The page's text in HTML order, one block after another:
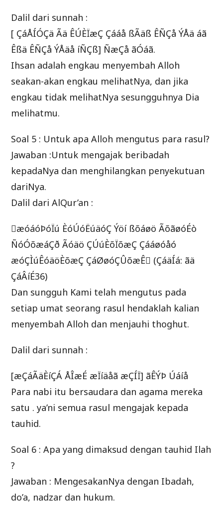
Dalil dari sunnah :
[ ÇáÅÍÓÇä Ãä ÊÚÈÏæÇ Çááå ßÃäß ÊÑÇå ÝÅä áã
Êßä ÊÑÇå ÝÅäå íÑÇß] ÑæÇå ãÓáã.
Ihsan adalah engkau menyembah Alloh
seakan-akan engkau melihatNya, dan jika
engkau tidak melihatNya sesungguhnya Dia
melihatmu.
Soal 5 : Untuk apa Alloh mengutus para rasul?
Jawaban :Untuk mengajak beribadah
kepadaNya dan menghilangkan penyekutuan
dariNya.
Dalil dari AlQur’an :
æóáóÞóÏú ÈóÚóËúäóÇ Ýöí ßõáøö ÃõãøóÉò
ÑóÓõæáÇð Ãóäö ÇÚúÈõÏõæÇ Çááøóåó
æóÇÌúÊóäöÈõæÇ ÇáØøóÇÛõæÊ (ÇáäÍá: ãä
ÇáÂíÉ36)
Dan sungguh Kami telah mengutus pada
setiap umat seorang rasul hendaklah kalian
menyembah Alloh dan menjauhi thoghut.
Dalil dari sunnah :
[æÇáÃäÈíÇÁ ÅÎæÉ æÏíäåã æÇÍÏ] ãÊÝÞ Úáíå
Para nabi itu bersaudara dan agama mereka
satu . ya’ni semua rasul mengajak kepada
tauhid.
Soal 6 : Apa yang dimaksud dengan tauhid Ilah
?
Jawaban : MengesakanNya dengan Ibadah,
do’a, nadzar dan hukum.